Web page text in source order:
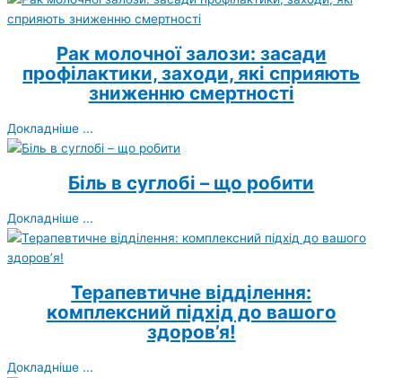
Рак молочної залози: засади
профілактики, заходи, які сприяють
зниженню смертності
Докладніше ...
Біль в суглобі – що робити
Докладніше ...
Терапевтичне відділення:
комплексний підхід до вашого
здоров’я!
Докладніше ...